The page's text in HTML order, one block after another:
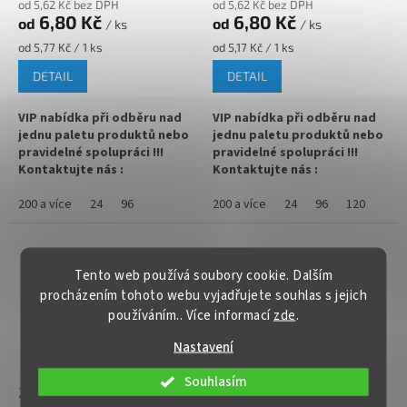
Tento web používá soubory cookie. Dalším
procházením tohoto webu vyjadřujete souhlas s jejich
používáním.. Více informacízde.
Nastavení
Souhlasím
✅ Jako dělaná pro paštiky,
maso, zeleninu, ovoce
✅ Paletu za výhodnější cenu
objednejteZDE
✅ Jako dělaná pro kimči,
marmelády, med
✅ Paletu za výhodnější cenu
objednejteZDE
od 5,62 Kč bez DPH
od 6,80 Kč / ks
Měrná
cena:
od 5,77 Kč / 1 ks
DETAIL
VIP nabídka při odběru nad
jednu paletu produktů nebo
pravidelné spolupráci !!!
Kontaktujte nás :
med, marmelády, džemy,
pesto, paštiky nebo nakládanou
zeleninu.
Zavařovací sklenice s rovnou
✅ Twist Off šroubový uzávěr
uzavřete rukou
200 a více 24 96
od 5,62 Kč bez DPH
od 6,80 Kč / ks
Měrná
cena:
od 5,17 Kč / 1 ks
DETAIL
VIP nabídka při odběru nad
jednu paletu produktů nebo
pravidelné spolupráci !!!
Kontaktujte nás :
med, marmelády, džemy, maso,
paštiky nebo nakládanou
zeleninu.
✅Široce využitelná zavařovací
sklenice 265 ml
✅ Twist Off šroubový uzávěr
uzavřete rukou
200 a více 24 96 120
Zavařovací sklenice 540
Zavařovací sklenice MED